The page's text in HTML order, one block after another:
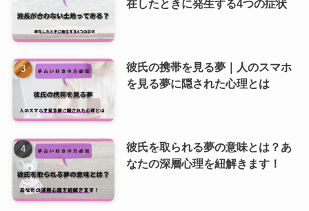
在したときに発生する4つの症状
彼氏の携帯を見る夢｜人のスマホ
を見る夢に隠された心理とは
彼氏を取られる夢の意味とは？あ
なたの深層心理を紐解きます！